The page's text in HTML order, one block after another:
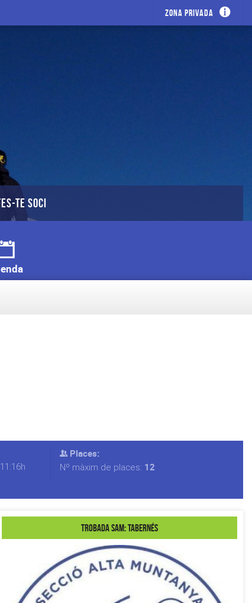
Zona privada
TE SOCI
Places:
Nº màxim de places: 12
Trobada SAM: Tabernés